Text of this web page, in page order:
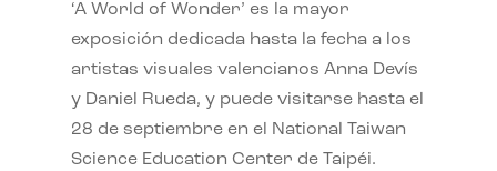
‘A World of Wonder’ es la mayor
exposición dedicada hasta la fecha a los
artistas visuales valencianos Anna Devís
y Daniel Rueda, y puede visitarse hasta el
28 de septiembre en el National Taiwan
Science Education Center de Taipéi.